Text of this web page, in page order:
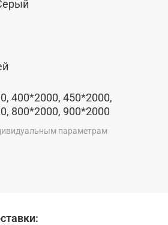
двери серии Неаполь
фабрики "Optima Porte"
400*2000, 450*2000,
800*2000, 900*2000
параметрам